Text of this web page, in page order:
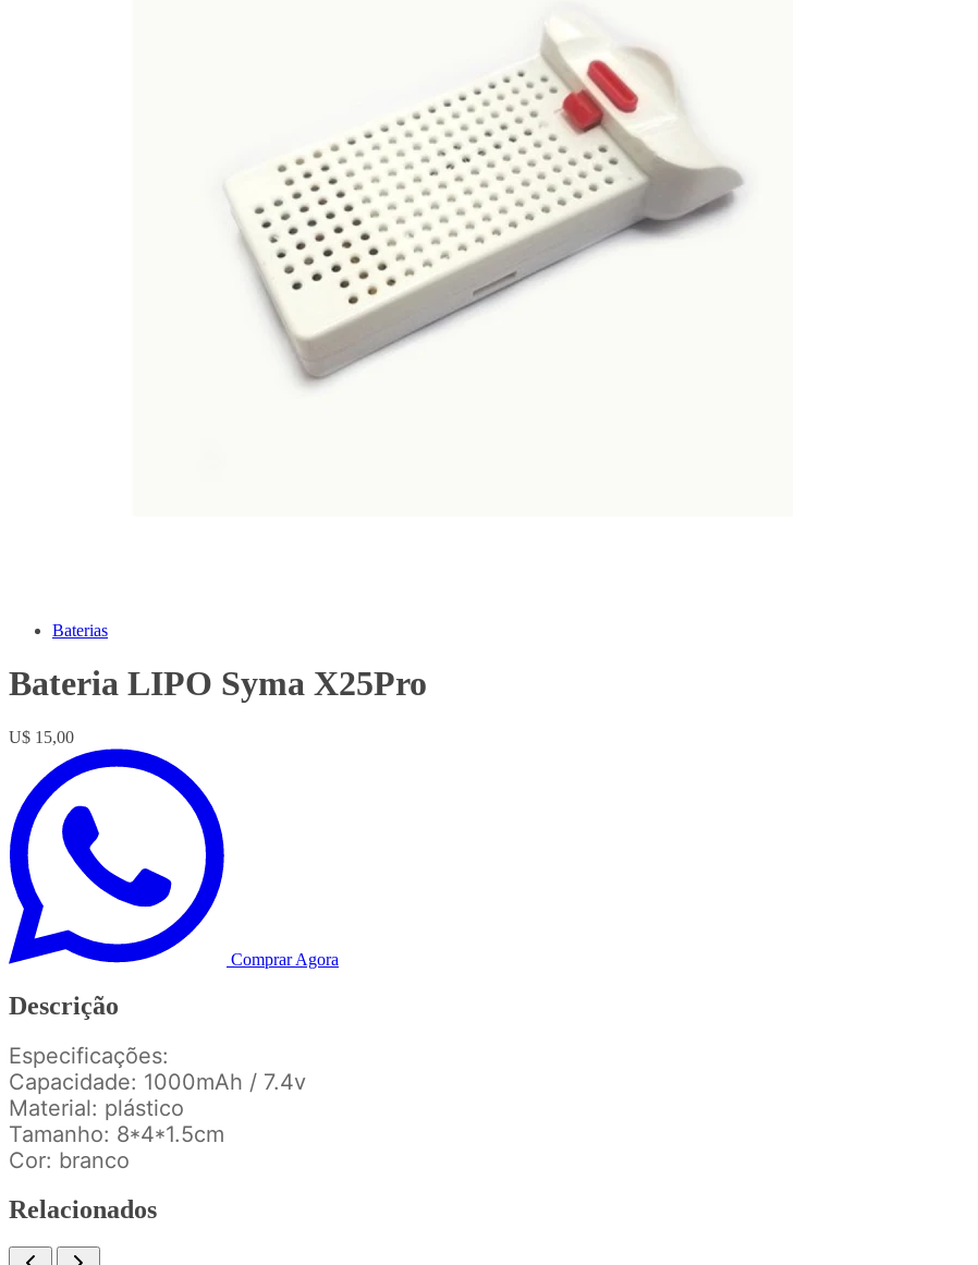
Baterias
Bateria LIPO Syma X25Pro
U$ 15,00
Comprar Agora
Descrição
Especificações:
Capacidade: 1000mAh / 7.4v
Material: plástico
Tamanho: 8*4*1.5cm
Cor: branco
Relacionados